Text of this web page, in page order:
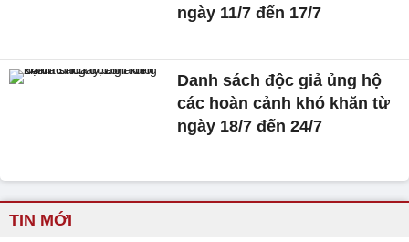
ngày 11/7 đến 17/7
Danh sách độc giả ủng hộ
các hoàn cảnh khó khăn từ
ngày 18/7 đến 24/7
TIN MỚI